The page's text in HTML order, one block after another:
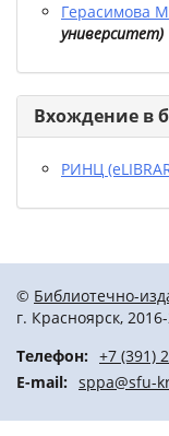
Герасимова
университет)
Вхождение в
РИНЦ
© Библиотечно-
г. Красноярск,
Телефон: +7 (391)
E-mail: sppa@sfu-